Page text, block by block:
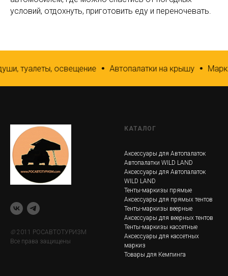
условий, отдохнуть, приготовить еду и переночевать.
туалеты, освещение Автопалатки на крышу
© 2011 РОСАВТОТУРИЗМ
Все права защищены
КАТАЛОГ
Аксессуары для Автопалаток
Автопалатки WILD LAND
Аксессуары для Автопалаток
WILD LAND
Тенты-маркизы прямые
Аксессуары для прямых тентов
Тенты-маркизы веерные
Аксессуары для веерных тентов
Тенты-маркизы кассетные
Аксессуары для кассетных
маркиз
Товары для Кемпинга